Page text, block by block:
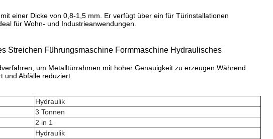
einer Dicke von 0,8-1,5 mm. Er verfügt über ein für Türinstallationen
für Wohn- und Industrieanwendungen.
Streichen Führungsmaschine Formmaschine Hydraulisches
um Metalltürrahmen mit hoher Genauigkeit zu erzeugen.Während
und Abfälle reduziert.
Hydraulik
3 Tonnen
2 in 1
Hydraulik